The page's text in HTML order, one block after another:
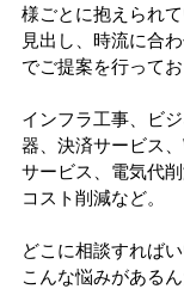
様ごとに抱えられ
見出し、時流に合
でご提案を行ってお
インフラ工事、ビ
器、決済サービス
サービス、電気代
コスト削減など。
どこに相談すれば
こんな悩みがある